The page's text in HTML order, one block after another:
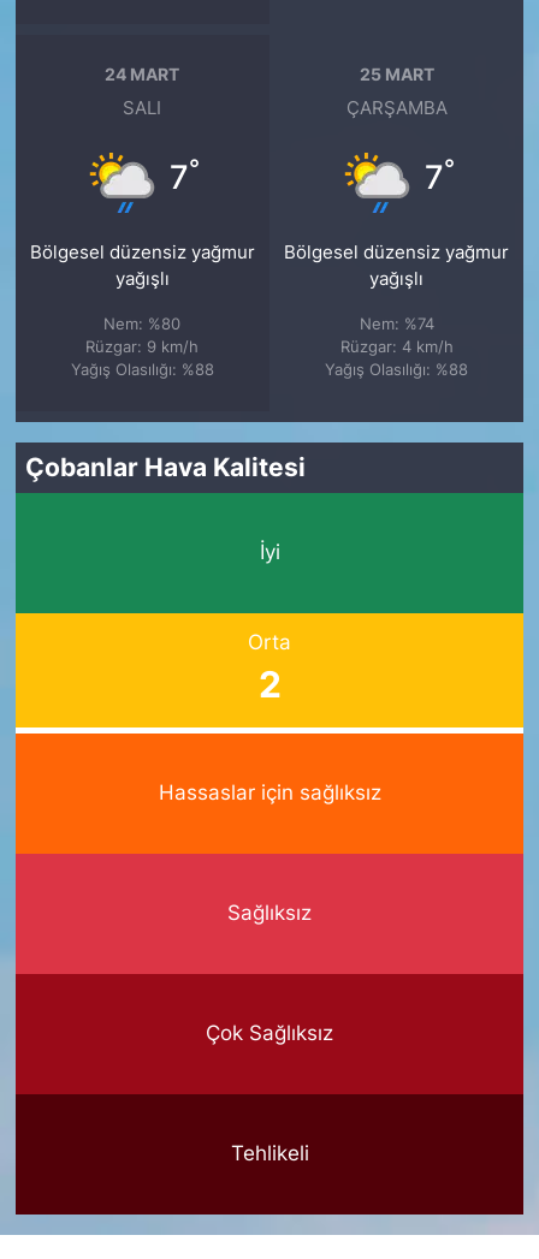
24 MART
SALI
7°
Bölgesel düzensiz yağmur
yağışlı
Nem: %80
Rüzgar: 9 km/h
Yağış Olasılığı: %88
25 MART
ÇARŞAMBA
7°
Bölgesel düzensiz yağmur
yağışlı
Nem: %74
Rüzgar: 4 km/h
Yağış Olasılığı: %88
Çobanlar Hava Kalitesi
İyi
Orta
2
Hassaslar için sağlıksız
Sağlıksız
Çok Sağlıksız
Tehlikeli